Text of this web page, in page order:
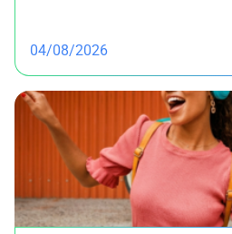
04/08/2026